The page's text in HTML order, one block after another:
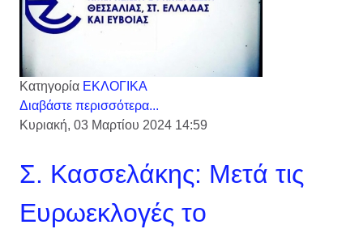
Κατηγορία ΕΚΛΟΓΙΚΑ
Διαβάστε περισσότερα...
Κυριακή, 03 Μαρτίου 2024 14:59
Σ. Κασσελάκης: Μετά τις
Ευρωεκλογές το